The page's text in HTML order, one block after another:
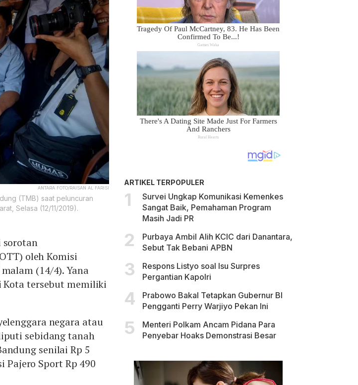
ANTARA FOTO/RAISAN AL FARISI
(TMB) saat peluncuran
Selasa (12/11/2019).
sorotan
oleh Komisi
(14/4). Yana
Kota tersebut memiliki
negara atau
sebidang tanah
senilai Rp 5
Sport Rp 490
ARTIKEL TERPOPULER
Survei Ungkap Komunikasi Kemenkes
Sangat Baik, Pemahaman Program
Masih Jadi PR
Purbaya Ambil Alih KCIC dari Danantara,
Sebut Tak Bebani APBN
Respons Listyo soal Isu Surpres
Pergantian Kapolri
Prabowo Bakal Tetapkan Gubernur BI
Pengganti Perry Warjiyo Pekan Ini
Menteri Polkam Ancam Pidana Para
Penyebar Hoaks Demonstrasi Besar